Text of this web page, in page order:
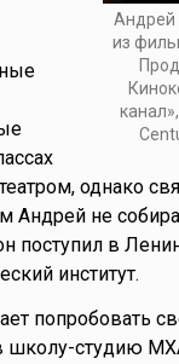
Андрей
из
однако
Андрей не
поступил в
институт.
попробовать
школу-студию